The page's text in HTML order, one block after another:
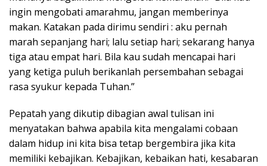
ingin mengobati amarahmu, jangan memberinya
makan. Katakan pada dirimu sendiri : aku pernah
marah sepanjang hari; lalu setiap hari; sekarang hanya
tiga atau empat hari. Bila kau sudah mencapai hari
yang ketiga puluh berikanlah persembahan sebagai
rasa syukur kepada Tuhan.”
Pepatah yang dikutip dibagian awal tulisan ini
menyatakan bahwa apabila kita mengalami cobaan
dalam hidup ini kita bisa tetap bergembira jika kita
memiliki kebajikan. Kebajikan, kebaikan hati, kesabaran